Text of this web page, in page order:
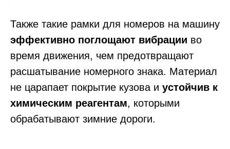
Также такие рамки для номеров на машину
эффективно поглощают вибрации во
время движения, чем предотвращают
расшатывание номерного знака. Материал
не царапает покрытие кузова и устойчив к
химическим реагентам, которыми
обрабатывают зимние дороги.